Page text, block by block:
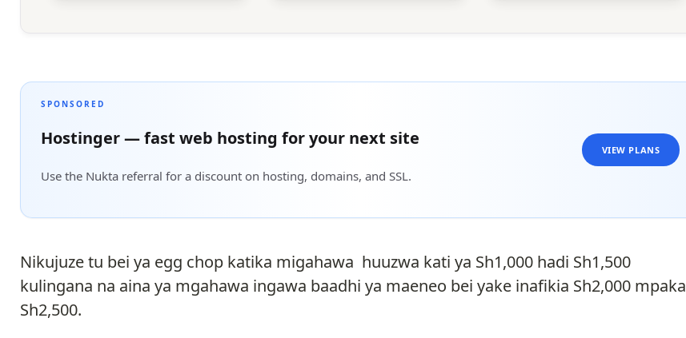
SPONSORED
Hostinger — fast web hosting for your next site
Use the Nukta referral for a discount on hosting, domains, and SSL.
VIEW PLANS
Nikujuze tu bei ya egg chop katika migahawa huuzwa kati ya Sh1,000 hadi Sh1,500
kulingana na aina ya mgahawa ingawa baadhi ya maeneo bei yake inafikia Sh2,000 mpaka
Sh2,500.